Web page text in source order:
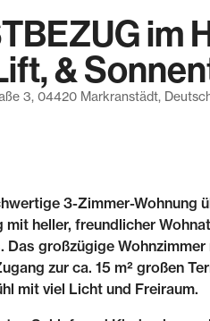
im
&
3, 04420 Markranstädt,
3-Zimmer-Wohnung
mit heller, freundlicher
Das großzügige
zur ca. 15 m² großen
mit viel Licht und Freiraum.